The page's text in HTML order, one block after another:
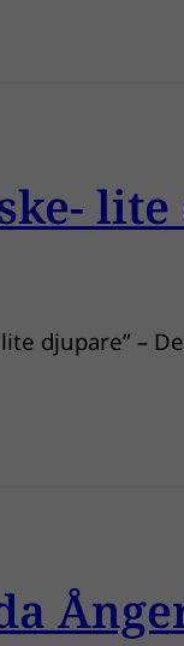
djupare” –